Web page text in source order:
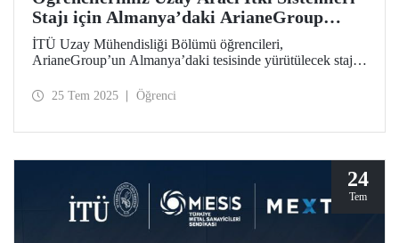
Stajı için Almanya’daki ArianeGroup
Tesisinde
İTÜ Uzay Mühendisliği Bölümü öğrencileri,
ArianeGroup’un Almanya’daki tesisinde yürütülecek staj
25 Tem 2025 Öğrenci
24
Tem